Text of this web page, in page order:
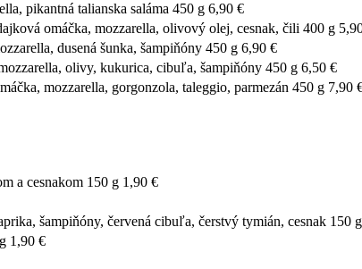
pikantná talianska saláma 450 g 6,90 €
omáčka, mozzarella, olivový olej, cesnak, čili 400 g
dusená šunka, šampiňóny 450 g 6,90 €
olivy, kukurica, cibuľa, šampiňóny 450 g 6,50 €
mozzarella, gorgonzola, taleggio, parmezán 450 g 7,90
a cesnakom 150 g 1,90 €
šampiňóny, červená cibuľa, čerstvý tymián, cesnak 150
1,90 €